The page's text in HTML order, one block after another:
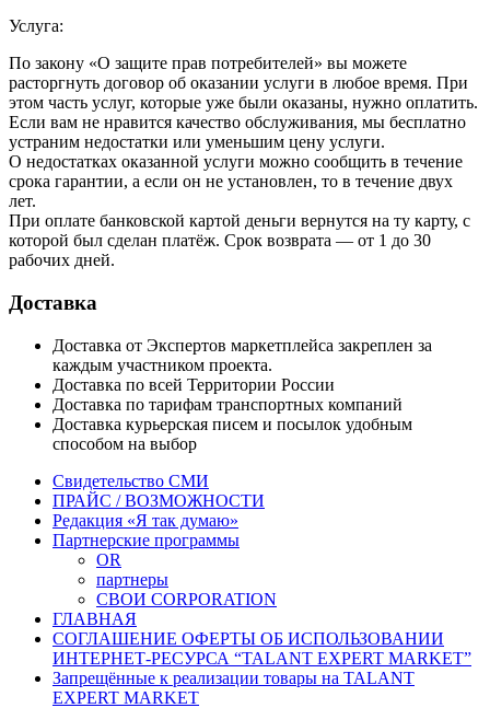
Услуга:
По закону «О защите прав потребителей» вы можете
расторгнуть договор об оказании услуги в любое время. При
этом часть услуг, которые уже были оказаны, нужно оплатить.
Если вам не нравится качество обслуживания, мы бесплатно
устраним недостатки или уменьшим цену услуги.
О недостатках оказанной услуги можно сообщить в течение
срока гарантии, а если он не установлен, то в течение двух
лет.
При оплате банковской картой деньги вернутся на ту карту, с
которой был сделан платёж. Срок возврата — от 1 до 30
рабочих дней.
Доставка
Доставка от Экспертов маркетплейса закреплен за
каждым участником проекта.
Доставка по всей Территории России
Доставка по тарифам транспортных компаний
Доставка курьерская писем и посылок удобным
способом на выбор
Свидетельство СМИ
ПРАЙС / ВОЗМОЖНОСТИ
Редакция «Я так думаю»
Партнерские программы
OR
партнеры
СВОИ CORPORATION
ГЛАВНАЯ
СОГЛАШЕНИЕ ОФЕРТЫ ОБ ИСПОЛЬЗОВАНИИ
ИНТЕРНЕТ-РЕСУРСА “TALANT EXPERT MARKET”
Запрещённые к реализации товары на TALANT
EXPERT MARKET